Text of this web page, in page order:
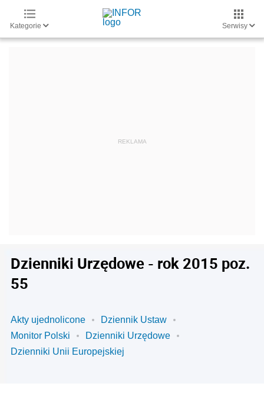
Kategorie Serwisy
Dzienniki Urzędowe - rok 2015 poz.
55
Akty ujednolicone
Dziennik Ustaw
Monitor Polski
Dzienniki Urzędowe
Dzienniki Unii Europejskiej